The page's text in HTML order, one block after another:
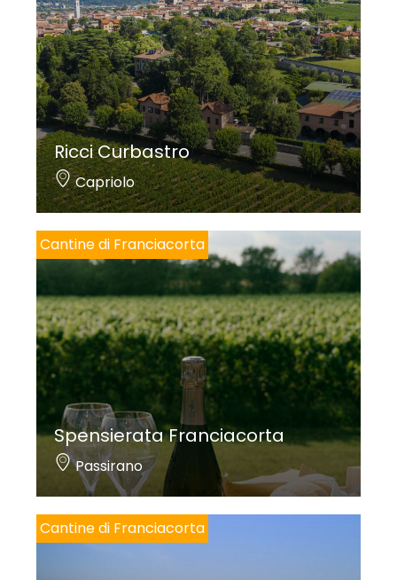
Ricci Curbastro
Capriolo
Cantine di Franciacorta
Spensierata Franciacorta
Passirano
Cantine di Franciacorta